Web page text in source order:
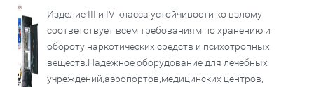
Изделие III и IV класса устойчивости ко взлому
соответствует всем требованиям по хранению и
обороту наркотических средств и психотропных
веществ.Надежное оборудование для лечебных
учреждений,аэропортов,медицинских центров,